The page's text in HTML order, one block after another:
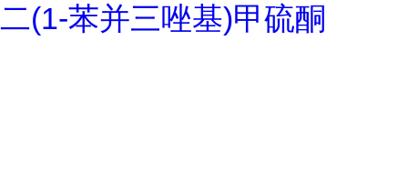
二(1-苯并三唑基)甲硫酮